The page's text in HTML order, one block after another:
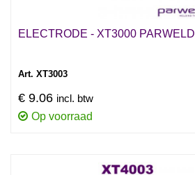
ELECTRODE - XT3000 PARWELD
Art. XT3003
€ 9.06 incl. btw
Op voorraad